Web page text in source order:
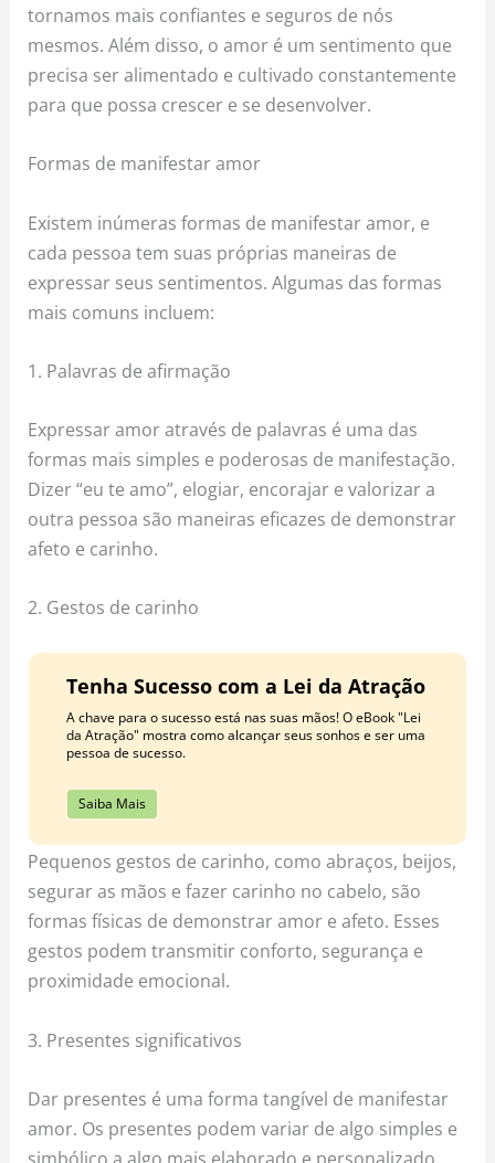
tornamos mais confiantes e seguros de nós
mesmos. Além disso, o amor é um sentimento que
precisa ser alimentado e cultivado constantemente
para que possa crescer e se desenvolver.
Formas de manifestar amor
Existem inúmeras formas de manifestar amor, e
cada pessoa tem suas próprias maneiras de
expressar seus sentimentos. Algumas das formas
mais comuns incluem:
1. Palavras de afirmação
Expressar amor através de palavras é uma das
formas mais simples e poderosas de manifestação.
Dizer “eu te amo”, elogiar, encorajar e valorizar a
outra pessoa são maneiras eficazes de demonstrar
afeto e carinho.
2. Gestos de carinho
Tenha Sucesso com a Lei da Atração
A chave para o sucesso está nas suas mãos! O eBook "Lei
da Atração" mostra como alcançar seus sonhos e ser uma
pessoa de sucesso.
Saiba Mais
Pequenos gestos de carinho, como abraços, beijos,
segurar as mãos e fazer carinho no cabelo, são
formas físicas de demonstrar amor e afeto. Esses
gestos podem transmitir conforto, segurança e
proximidade emocional.
3. Presentes significativos
Dar presentes é uma forma tangível de manifestar
amor. Os presentes podem variar de algo simples e
simbólico a algo mais elaborado e personalizado,